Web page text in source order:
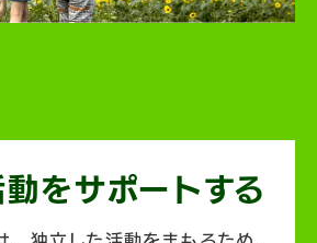
をサポートする